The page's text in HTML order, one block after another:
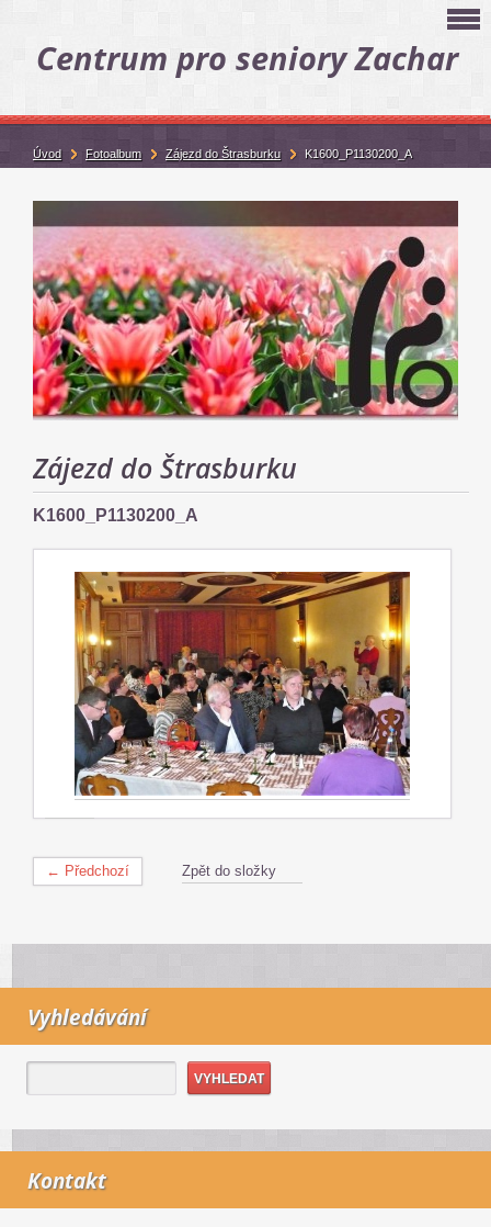
Centrum pro seniory Zachar
Zájezd do Štrasburku
K1600_P1130200_A
← Předchozí Zpět do složky
Vyhledávání
Kontakt
Úvod Fotoalbum Zájezd do Štrasburku K1600_P1130200_A